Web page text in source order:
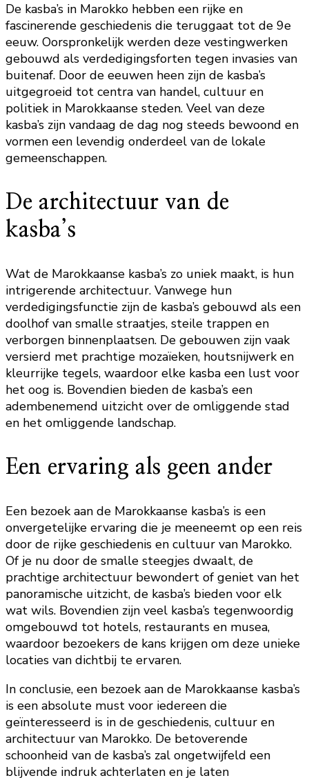
De kasba’s in Marokko hebben een rijke en
fascinerende geschiedenis die teruggaat tot de 9e
eeuw. Oorspronkelijk werden deze vestingwerken
gebouwd als verdedigingsforten tegen invasies van
buitenaf. Door de eeuwen heen zijn de kasba’s
uitgegroeid tot centra van handel, cultuur en
politiek in Marokkaanse steden. Veel van deze
kasba’s zijn vandaag de dag nog steeds bewoond en
vormen een levendig onderdeel van de lokale
gemeenschappen.
De architectuur van de
kasba’s
Wat de Marokkaanse kasba’s zo uniek maakt, is hun
intrigerende architectuur. Vanwege hun
verdedigingsfunctie zijn de kasba’s gebouwd als een
doolhof van smalle straatjes, steile trappen en
verborgen binnenplaatsen. De gebouwen zijn vaak
versierd met prachtige mozaïeken, houtsnijwerk en
kleurrijke tegels, waardoor elke kasba een lust voor
het oog is. Bovendien bieden de kasba’s een
adembenemend uitzicht over de omliggende stad
en het omliggende landschap.
Een ervaring als geen ander
Een bezoek aan de Marokkaanse kasba’s is een
onvergetelijke ervaring die je meeneemt op een reis
door de rijke geschiedenis en cultuur van Marokko.
Of je nu door de smalle steegjes dwaalt, de
prachtige architectuur bewondert of geniet van het
panoramische uitzicht, de kasba’s bieden voor elk
wat wils. Bovendien zijn veel kasba’s tegenwoordig
omgebouwd tot hotels, restaurants en musea,
waardoor bezoekers de kans krijgen om deze unieke
locaties van dichtbij te ervaren.
In conclusie, een bezoek aan de Marokkaanse kasba’s
is een absolute must voor iedereen die
geïnteresseerd is in de geschiedenis, cultuur en
architectuur van Marokko. De betoverende
schoonheid van de kasba’s zal ongetwijfeld een
blijvende indruk achterlaten en je laten